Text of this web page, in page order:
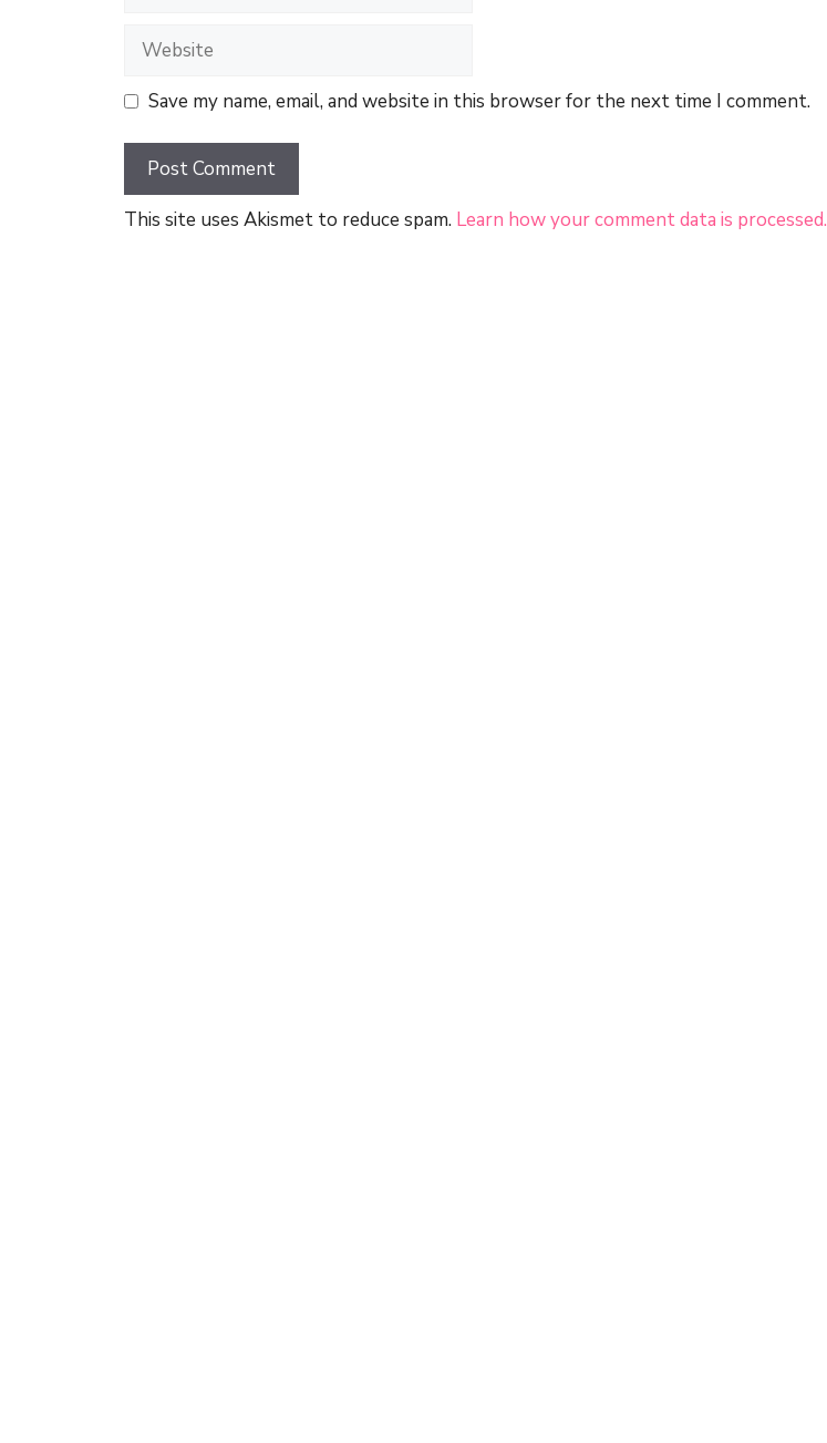
Website
Save my name, email, and website in this browser for the next time I comment.
This site uses Akismet to reduce spam. Learn how your comment data is processed.